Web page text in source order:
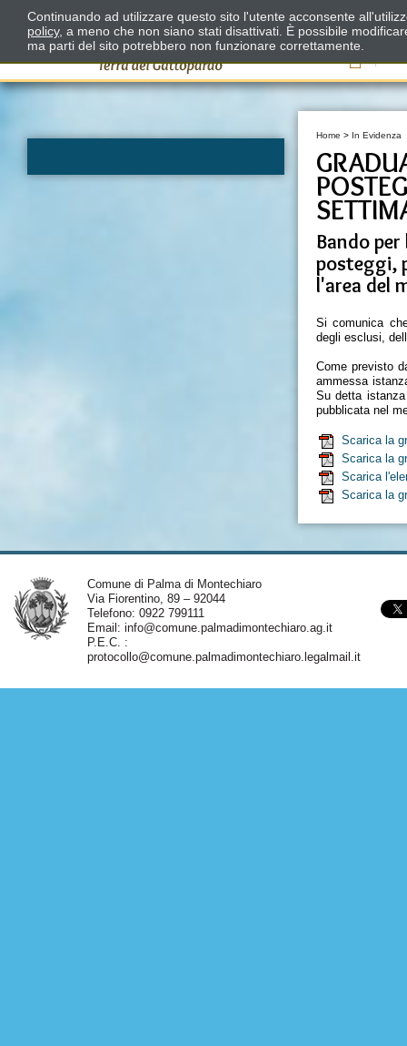
Il
Home > In Evidenza
Bando
posteggi,
l'area del
Si comunica
degli esclusi,
Come previsto
ammessa
Su detta
pubblicata nel
Scarica la
Scarica la
Scarica
Scarica la
Comune di Palma di Montechiaro
Via Fiorentino, 89 – 92044
Telefono: 0922 799111
Email: info@comune.palmadimontechiaro.ag.it
P.E.C. :
protocollo@comune.palmadimontechiaro.legalmail.it
Continuando ad utilizzare questo sito l'utente acconsente
policy, a meno che non siano stati disattivati. È possibile
ma parti del sito potrebbero non funzionare correttamente.